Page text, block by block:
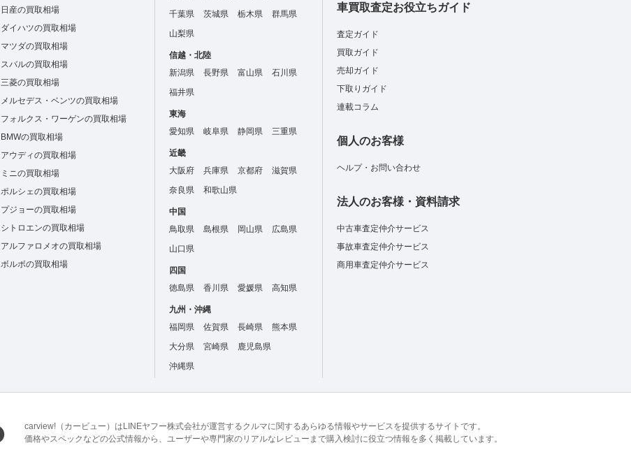
日産の買取相場
ダイハツの買取相場
マツダの買取相場
スバルの買取相場
三菱の買取相場
メルセデス・ベンツの買取相場
フォルクス・ワーゲンの買取相場
BMWの買取相場
アウディの買取相場
ミニの買取相場
ポルシェの買取相場
プジョーの買取相場
シトロエンの買取相場
アルファロメオの買取相場
ボルボの買取相場
千葉県
茨城県 栃木県
群馬県
山梨県
信越・北陸
新潟県
長野県 富山県
石川県
福井県
東海
愛知県
岐阜県 静岡県 三重県
近畿
大阪府
兵庫県 京都府
滋賀県
奈良県
和歌山県
中国
鳥取県
島根県 岡山県
広島県
山口県
四国
徳島県
香川県 愛媛県 高知県
九州・沖縄
福岡県
佐賀県 長崎県
熊本県
大分県
宮崎県
鹿児島県
沖縄県
車買取査定お役立ちガイド
査定ガイド
買取ガイド
売却ガイド
下取りガイド
連載コラム
個人のお客様
ヘルプ・お問い合わせ
法人のお客様・資料請求
中古車査定仲介サービス
事故車査定仲介サービス
商用車査定仲介サービス
carview!（カービュー）はLINEヤフー株式会社が運営するクルマに関するあらゆる情報やサービスを提供するサイトです。
価格やスペックなどの公式情報から、ユーザーや専門家のリアルなレビューまで購入検討に役立つ情報を多く掲載しています。